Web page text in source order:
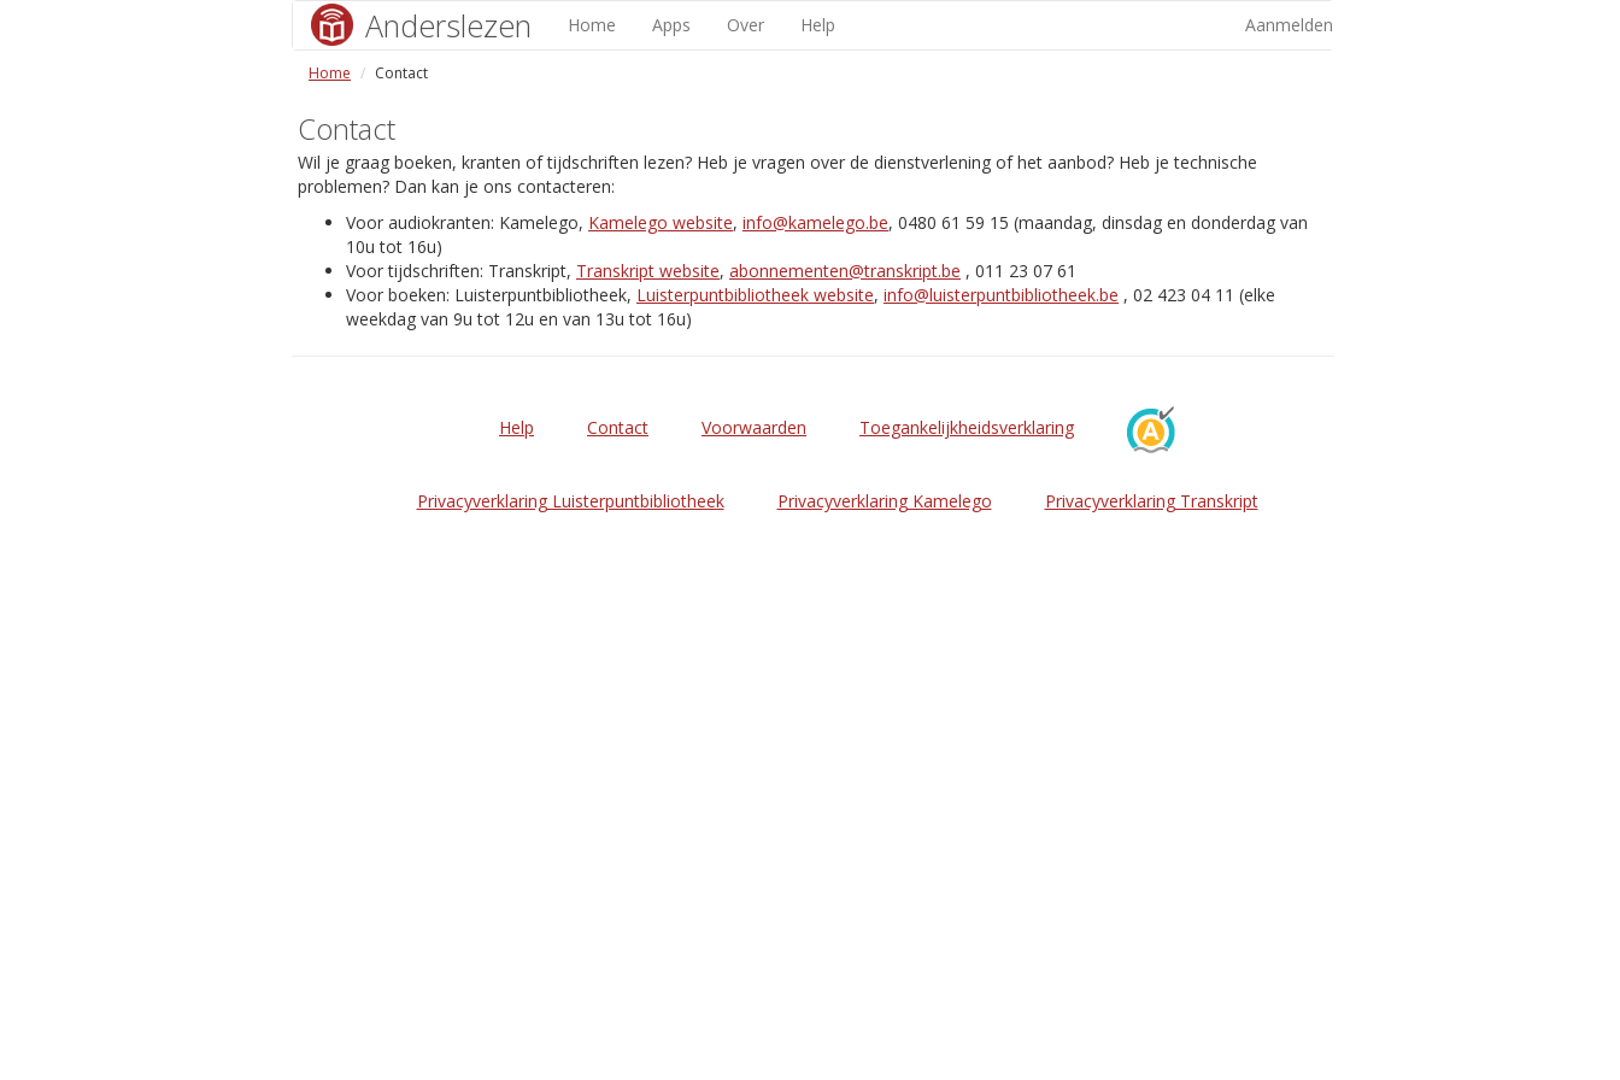
Anderslezen Home Apps Over Help Aanmelden
Home Contact
Contact
Wil je graag boeken, kranten of tijdschriften lezen? Heb je vragen over de dienstverlening of het aanbod? Heb je technische
problemen? Dan kan je ons contacteren:
Voor audiokranten: Kamelego, Kamelego website, info@kamelego.be, 0480 61 59 15 (maandag, dinsdag en donderdag van
10u tot 16u)
Voor tijdschriften: Transkript, Transkript website, abonnementen@transkript.be , 011 23 07 61
Voor boeken: Luisterpuntbibliotheek, Luisterpuntbibliotheek website, info@luisterpuntbibliotheek.be , 02 423 04 11 (elke
weekdag van 9u tot 12u en van 13u tot 16u)
Help Contact Voorwaarden Toegankelijkheidsverklaring
Privacyverklaring Luisterpuntbibliotheek Privacyverklaring Kamelego Privacyverklaring Transkript